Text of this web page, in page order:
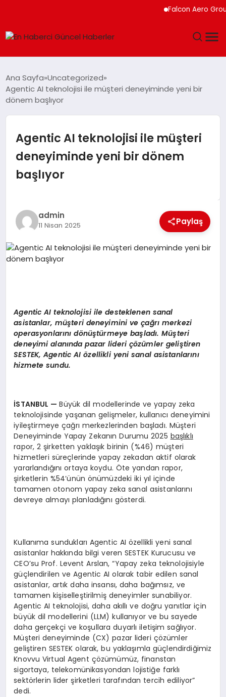
Falcon Aero Group,
SPOR
TEKNOLOJI
MAGAZIN
EKONOMI
EĞITIM
Ana Sayfa Uncategorized
Agentic AI teknolojisi ile müşteri deneyiminde yeni bir
dönem başlıyor
Agentic AI teknolojisi ile müşteri
deneyiminde yeni bir dönem
başlıyor
admin
11 Nisan 2025 Paylaş
Agentic AI teknolojisi ile desteklenen sanal
asistanlar, müşteri deneyimini ve çağrı merkezi
operasyonlarını dönüştürmeye başladı. Müşteri
deneyimi alanında pazar lideri çözümler geliştiren
SESTEK, Agentic AI özellikli yeni sanal asistanlarını
hizmete sundu.
İSTANBUL —Büyük dil modellerinde ve yapay zeka
teknolojisinde yaşanan gelişmeler, kullanıcı deneyimini
iyileştirmeye çağrı merkezlerinden başladı. Müşteri
Deneyiminde Yapay Zekanın Durumu 2025 başlıklı
rapor, 2 şirketten yaklaşık birinin (%46) müşteri
hizmetleri süreçlerinde yapay zekadan aktif olarak
yararlandığını ortaya koydu. Öte yandan rapor,
şirketlerin %54’ünün önümüzdeki iki yıl içinde
tamamen otonom yapay zeka sanal asistanlarını
devreye almayı planladığını gösterdi.
Kullanıma sundukları Agentic AI özellikli yeni sanal
asistanlar hakkında bilgi veren SESTEK Kurucusu ve
CEO’su Prof. Levent Arslan, “Yapay zeka teknolojisiyle
güçlendirilen ve Agentic AI olarak tabir edilen sanal
asistanlar, artık daha insansı, daha bağımsız, ve
tamamen kişiselleştirilmiş deneyimler sunabiliyor.
Agentic AI teknolojisi, daha akıllı ve doğru yanıtlar için
büyük dil modellerini (LLM) kullanıyor ve bu sayede
daha gerçekçi ve koşullara duyarlı iletişim sağlıyor.
Müşteri deneyiminde (CX) pazar lideri çözümler
geliştiren SESTEK olarak, bu yaklaşımla güçlendirdiğimiz
Knovvu Virtual Agent çözümümüz, finanstan
sigortaya, telekomünikasyondan lojistiğe farklı
sektörlerin lider şirketleri tarafından tercih ediliyor”
dedi.